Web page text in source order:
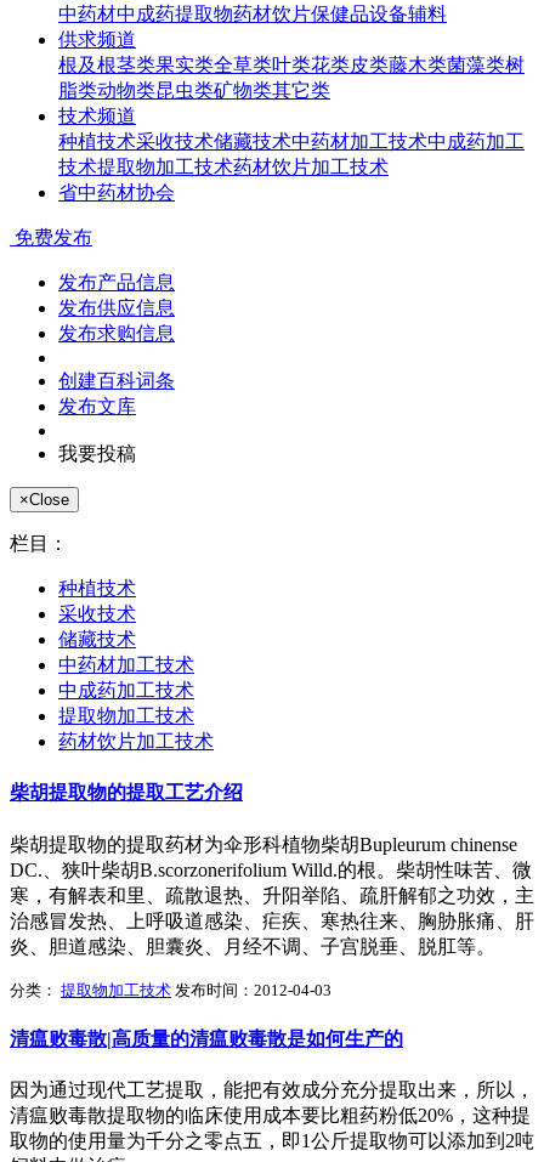
中药材中成药提取物药材饮片保健品设备辅料
供求频道
根及根茎类果实类全草类叶类花类皮类藤木类菌藻类树
脂类动物类昆虫类矿物类其它类
技术频道
种植技术采收技术储藏技术中药材加工技术中成药加工
技术提取物加工技术药材饮片加工技术
省中药材协会
免费发布
发布产品信息
发布供应信息
发布求购信息
创建百科词条
发布文库
我要投稿
×Close
栏目：
种植技术
采收技术
储藏技术
中药材加工技术
中成药加工技术
提取物加工技术
药材饮片加工技术
柴胡提取物的提取工艺介绍
柴胡提取物的提取药材为伞形科植物柴胡Bupleurum chinense
DC.、狭叶柴胡B.scorzonerifolium Willd.的根。柴胡性味苦、微
寒，有解表和里、疏散退热、升阳举陷、疏肝解郁之功效，主
治感冒发热、上呼吸道感染、疟疾、寒热往来、胸胁胀痛、肝
炎、胆道感染、胆囊炎、月经不调、子宫脱垂、脱肛等。
分类： 提取物加工技术 发布时间：2012-04-03
清瘟败毒散|高质量的清瘟败毒散是如何生产的
因为通过现代工艺提取，能把有效成分充分提取出来，所以，
清瘟败毒散提取物的临床使用成本要比粗药粉低20%，这种提
取物的使用量为千分之零点五，即1公斤提取物可以添加到2吨